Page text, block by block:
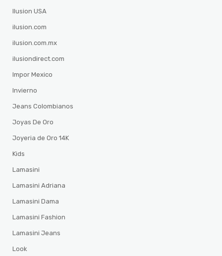
Ilusion USA
ilusion.com
ilusion.com.mx
ilusiondirect.com
Impor Mexico
Invierno
Jeans Colombianos
Joyas De Oro
Joyeria de Oro 14K
Kids
Lamasini
Lamasini Adriana
Lamasini Dama
Lamasini Fashion
Lamasini Jeans
Look